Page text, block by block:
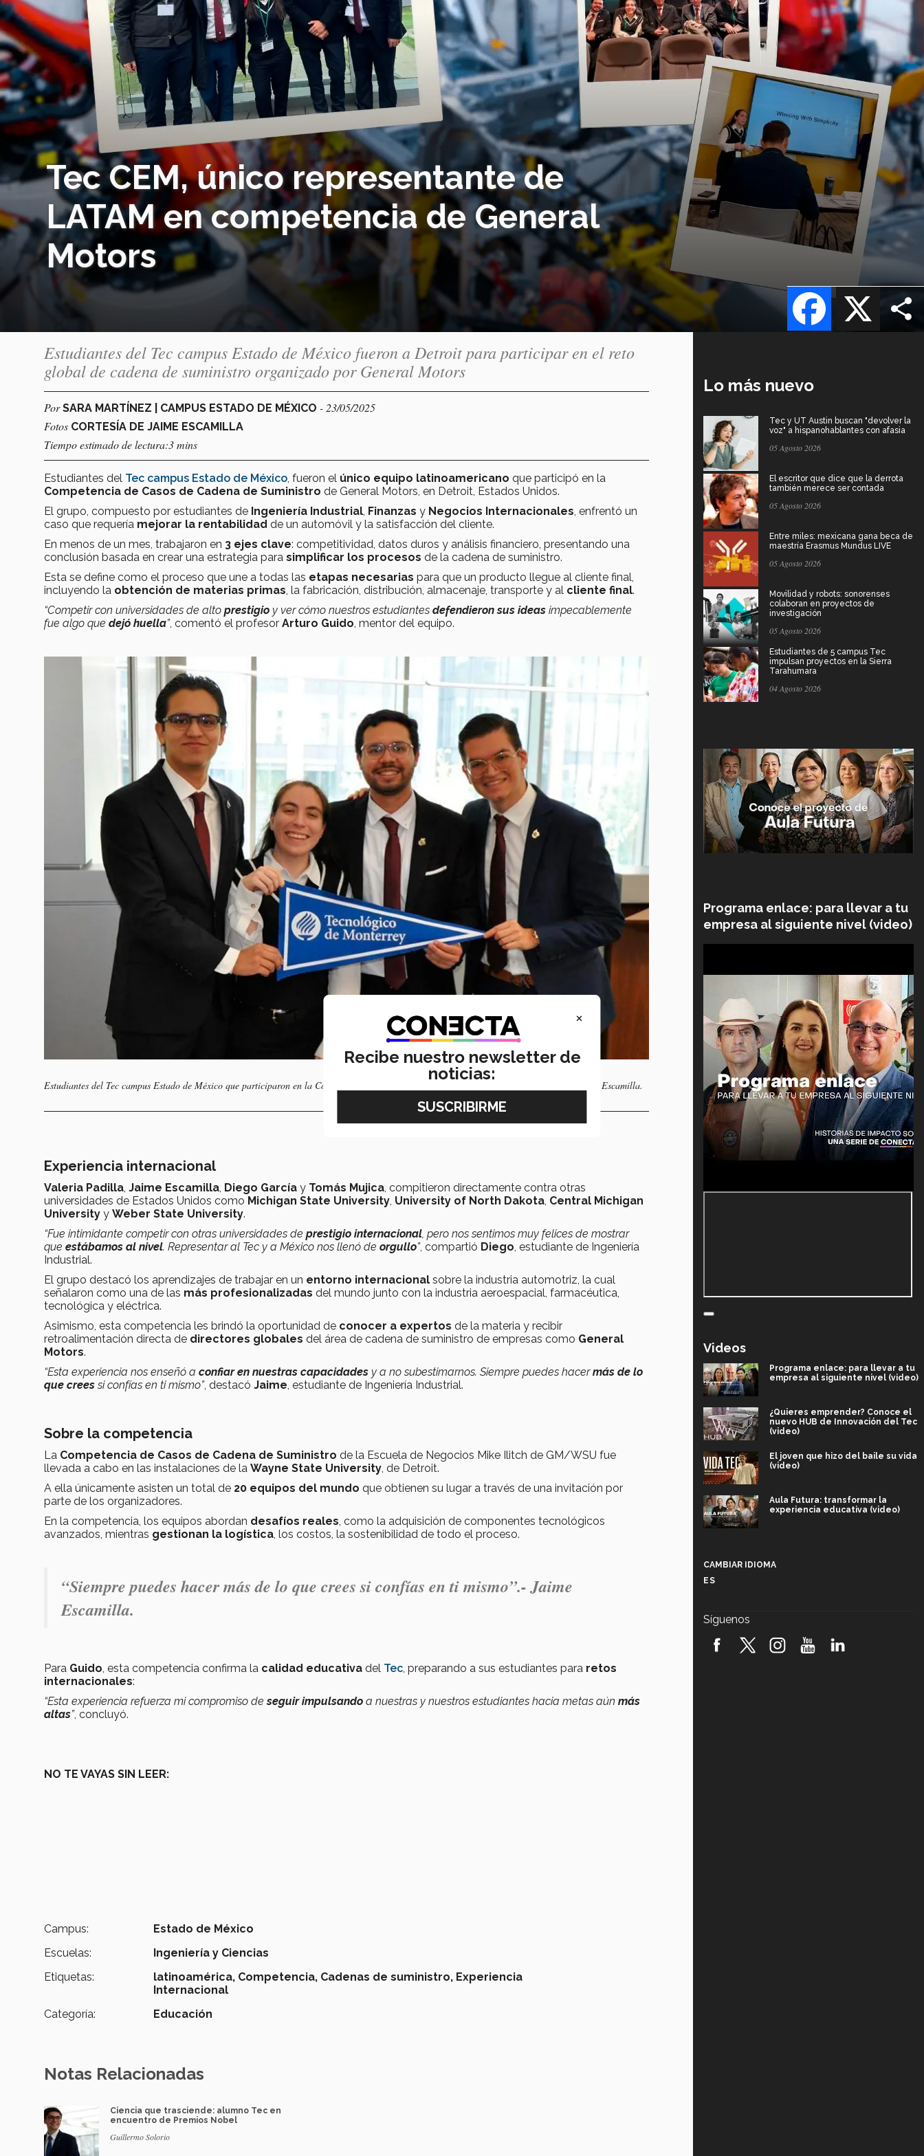
Tec CEM, único representante de
LATAM en competencia de General
Motors
X
Facebook
Estudiantes del Tec campus Estado de México fueron a Detroit para participar en el reto
global de cadena de suministro organizado por General Motors
PorSARA MARTÍNEZ | CAMPUS ESTADO DE MÉXICO - 23/05/2025
Fotos CORTESÍA DE JAIME ESCAMILLA
Tiempo estimado de lectura:3 mins
Estudiantes del Tec campus Estado de México , fueron el único equipo latinoamericano que participó en la
Competencia de Casos de Cadena de Suministro de General Motors, en Detroit, Estados Unidos.
El grupo, compuesto por estudiantes de Ingeniería Industrial Finanzas y Negocios Internacionales , enfrentó un
caso que requería mejorar la rentabilidad de un automóvil y la satisfacción del cliente.
En menos de un mes, trabajaron en 3 ejes clave: competitividad, datos duros y análisis financiero, presentando una
conclusión basada en crear una estrategia para simplificar los procesos de la cadena de suministro.
Esta se define como el proceso que une a todas las etapas necesarias para que un producto llegue al cliente final,
incluyendo la obtención de materias primas , la fabricación, distribución, almacenaje, transporte y al cliente final.
“Competir con universidades de alto prestigio y ver cómo nuestros estudiantes defendieron sus ideas impecablemente
fue algo que dejó huella”, comentó el profesor Arturo Guido , mentor del equipo.
Estudiantes del Tec campus Estado de México que participaron en la Competencia de Casos de Cadena de Suministro. Foto: cortesía de Jaime Escamilla.
Experiencia internacional
Valeria Padilla, Jaime Escamilla, Diego García y Tomás Mujica, compitieron directamente contra otras
universidades de Estados Unidos como Michigan State University, University of North Dakota, Central Michigan
University y Weber State University.
“Fue intimidante competir con otras universidades de prestigio internacional, pero nos sentimos muy felices de mostrar
que estábamos al nivel. Representar al Tec y a México nos llenó de orgullo”, compartió Diego, estudiante de Ingeniería
Industrial.
El grupo destacó los aprendizajes de trabajar en un entorno internacional sobre la industria automotriz, la cual
señalaron como una de las más profesionalizadas del mundo junto con la industria aeroespacial, farmacéutica,
tecnológica y eléctrica.
Asimismo, esta competencia les brindó la oportunidad de conocer a expertos de la materia y recibir
retroalimentación directa de directores globales del área de cadena de suministro de empresas como General
Motors.
“Esta experiencia nos enseñó a confiar en nuestras capacidades y a no subestimarnos. Siempre puedes hacermás de lo
que creessi confías en ti mismo”, destacó Jaime, estudiante de Ingeniería Industrial.
Sobre la competencia
La Competencia de Casos de Cadena de Suministro de la Escuela de Negocios Mike Ilitch de GM/WSU fue
llevada a cabo en las instalaciones de la Wayne State University, de Detroit.
A ella únicamente asisten un total de 20 equipos del mundo que obtienen su lugar a través de una invitación por
parte de los organizadores.
En la competencia, los equipos abordan desafíos reales, como la adquisición de componentes tecnológicos
avanzados, mientras gestionan la logística, los costos, la sostenibilidad de todo el proceso.
“Siempre puedes hacer más de lo que crees si confías en ti mismo”.-Jaime
Escamilla.
Para Guido, esta competencia confirma la calidad educativa del Tec, preparando a sus estudiantes para retos
internacionales:
“Esta experiencia refuerza mi compromiso deseguir impulsando a nuestras y nuestros estudiantes hacia metas aún más
altas”, concluyó.
NO TE VAYAS SIN LEER:
Campus:
Estado de México
Escuelas:
Ingeniería y Ciencias
Etiquetas:
latinoamérica, Competencia, Cadenas de suministro, Experiencia
Internacional
Categoría:
Educación
Notas Relacionadas
Ciencia que trasciende: alumno Tec en
encuentro de Premios Nobel
Guillermo Solorio
Lo más nuevo
Tec y UT Austin buscan "devolver la
voz" a hispanohablantes con afasia
05 Agosto 2026
El escritor que dice que la derrota
también merece ser contada
05 Agosto 2026
Entre miles: mexicana gana beca de
maestría Erasmus Mundus LIVE
05 Agosto 2026
Movilidad y robots: sonorenses
colaboran en proyectos de
investigación
05 Agosto 2026
Estudiantes de 5 campus Tec
impulsan proyectos en la Sierra
Tarahumara
04 Agosto 2026
Programa enlace: para llevar a tu
empresa al siguiente nivel (video)
Videos
Programa enlace: para llevar a tu
empresa al siguiente nivel (video)
¿Quieres emprender? Conoce el
nuevo HUB de Innovación del Tec
(video)
El joven que hizo del baile su vida
(video)
Aula Futura: transformar la
experiencia educativa (video)
robótica FIRST 2026! (video)
CAMBIAR IDIOMA
ES
Síguenos
×
Recibe nuestro newsletter de
noticias: